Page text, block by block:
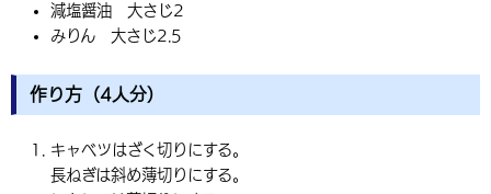
減塩醤油 大さじ2
みりん 大さじ2.5
作り方（4人分）
キャベツはざく切りにする。
長ねぎは斜め薄切りにする。